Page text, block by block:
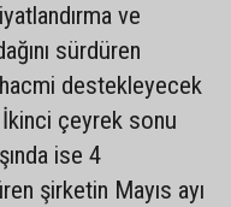
ve
sürdüren
destekleyecek
çeyrek sonu
ise 4
şirketin Mayıs ayı